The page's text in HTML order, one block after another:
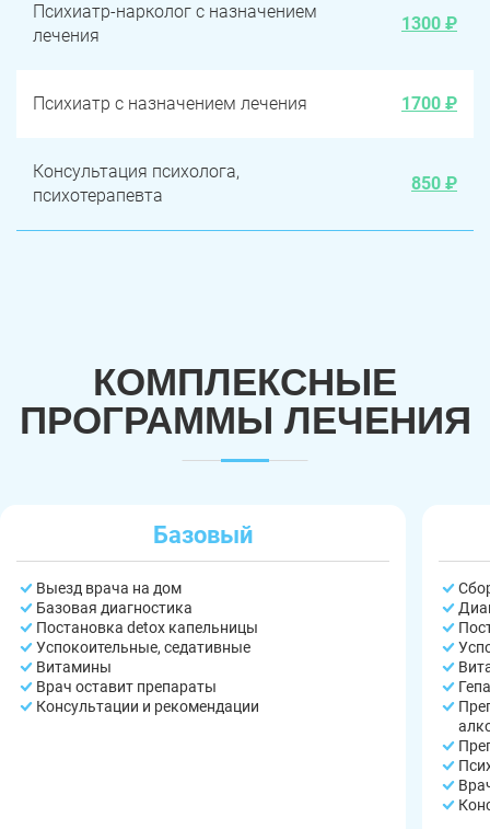
Психиатр-нарколог с назначением
лечения
1300 ₽
Психиатр с назначением лечения 1700 ₽
Консультация психолога,
психотерапевта
850 ₽
КОМПЛЕКСНЫЕ
ПРОГРАММЫ ЛЕЧЕНИЯ
Базовый
Выезд врача на дом
Базовая диагностика
Постановка detox капельницы
Успокоительные, седативные
Витамины
Врач оставит препараты
Консультации и рекомендации